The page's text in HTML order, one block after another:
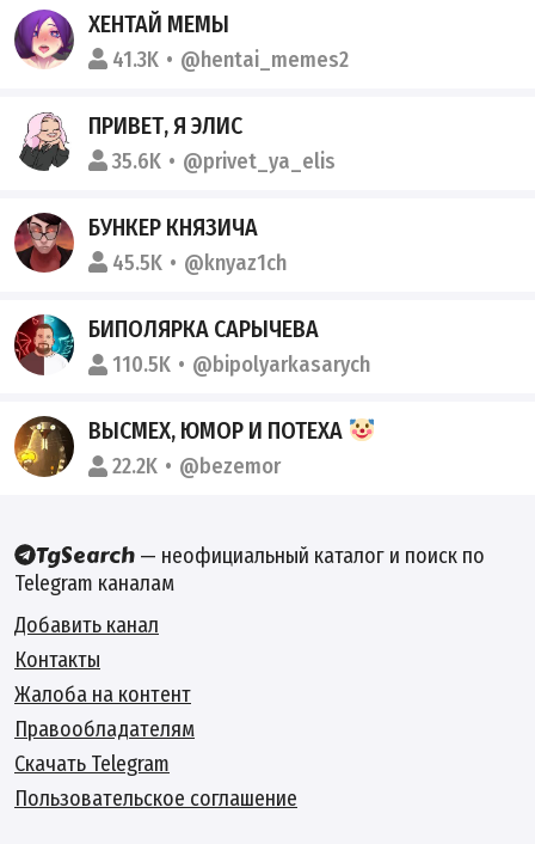
ХЕНТАЙ МЕМЫ
41.3K @hentai_memes2
ПРИВЕТ, Я ЭЛИС
35.6K @privet_ya_elis
БУНКЕР КНЯЗИЧА
45.5K @knyaz1ch
БИПОЛЯРКА САРЫЧЕВА
110.5K @bipolyarkasarych
ВЫСМЕХ, ЮМОР И ПОТЕХА
22.2K @bezemor
— неофициальный каталог и поиск по
Telegram каналам
Добавить канал
Контакты
Жалоба на контент
Правообладателям
Скачать Telegram
Пользовательское соглашение